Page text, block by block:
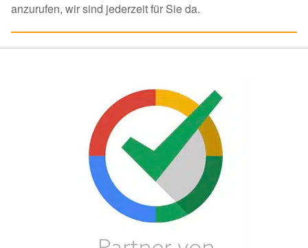
anzurufen, wir sind jederzeit für Sie da.